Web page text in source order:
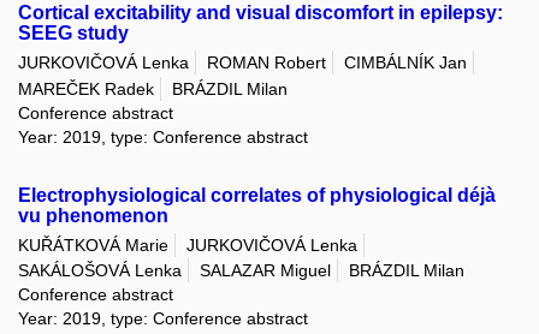
Cortical excitability and visual discomfort in epilepsy:
SEEG study
JURKOVIČOVÁ Lenka ROMAN Robert
CIMBÁLNÍK Jan
MAREČEK Radek
BRÁZDIL Milan
Conference abstract
Year: 2019, type: Conference abstract
Electrophysiological correlates of physiological déjà
vu phenomenon
KUŘÁTKOVÁ Marie
JURKOVIČOVÁ Lenka
SAKÁLOŠOVÁ Lenka
SALAZAR Miguel
BRÁZDIL Milan
Conference abstract
Year: 2019, type: Conference abstract